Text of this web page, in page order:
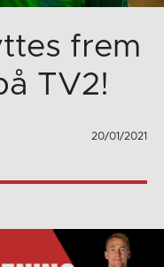
frem
TV2!
20/01/2021